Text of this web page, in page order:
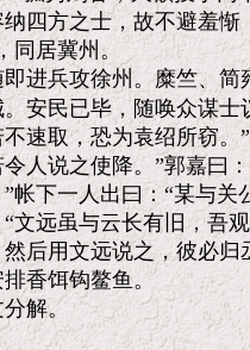
四方之士，故不避羞
同居冀州。
进兵攻徐州。糜竺、简
安民已毕，随唤众谋士
速取，恐为袁绍所窃。
人说之使降。”郭嘉曰
帐下一人出曰：“某与关
文远虽与云长有旧，吾
后用文远说之，彼必归
饵钩鳌鱼。